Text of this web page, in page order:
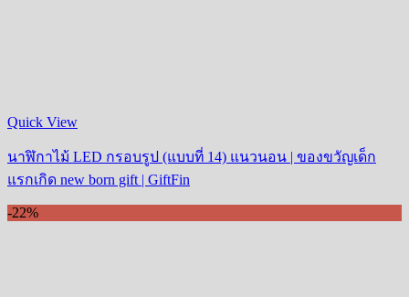
Quick View
นาฬิกาไม้ LED กรอบรูป (แบบที่ 14) แนวนอน | ของขวัญเด็ก
แรกเกิด new born gift | GiftFin
-22%